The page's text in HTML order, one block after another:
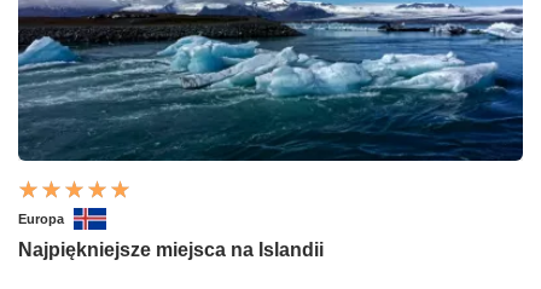
Europa
Najpiękniejsze miejsca na Islandii